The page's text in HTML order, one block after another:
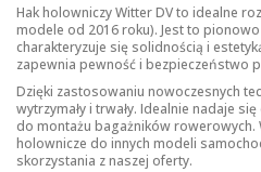
Hak holowniczy Witter DV to idealne
modele od 2016 roku). Jest to
charakteryzuje się solidnością i
zapewnia pewność i bezpieczeństwo
Dzięki zastosowaniu nowoczesnych
wytrzymały i trwały. Idealnie nadaje
do montażu bagażników rowerowych.
holownicze do innych modeli
skorzystania z naszej oferty.